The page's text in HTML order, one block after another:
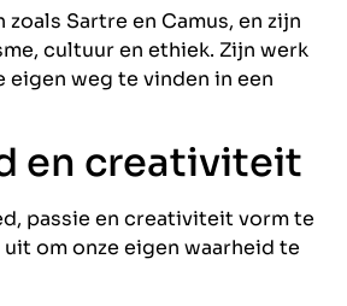
Sartre en Camus, en zijn
cultuur en ethiek. Zijn werk
weg te vinden in een
en creativiteit
passie en creativiteit vorm te
om onze eigen waarheid te